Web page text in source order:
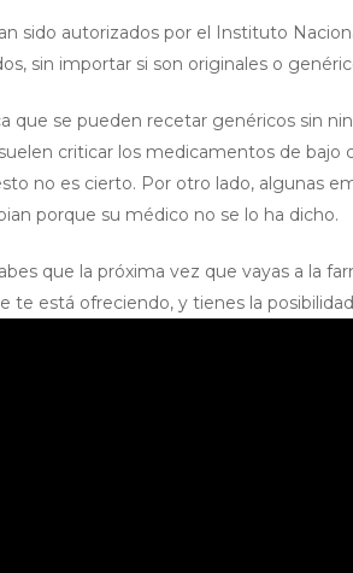
sido autorizados por el Instituto
sin importar si son originales o
que se pueden recetar genéricos sin
criticar los medicamentos de
no es cierto. Por otro lado, algunas
porque su médico no se lo ha dicho.
que la próxima vez que vayas a la
te está ofreciendo, y tienes la